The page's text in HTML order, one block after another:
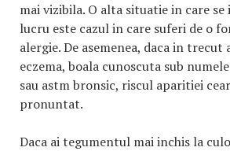
mai vizibila. O alta situatie in care
lucru este cazul in care suferi de o
alergie. De asemenea, daca in trecut
eczema, boala cunoscuta sub
sau astm bronsic, riscul aparitiei
pronuntat.
Daca ai tegumentul mai inchis la